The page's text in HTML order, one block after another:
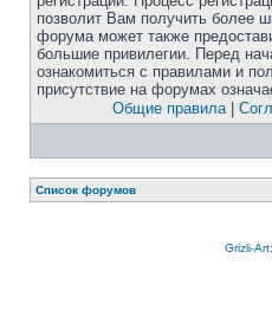
позволит Вам получить более
форума может также
большие привилегии. Перед
ознакомиться с правилами и
присутствие на форумах
Общие правила|
Список форумов
Grizli-Art